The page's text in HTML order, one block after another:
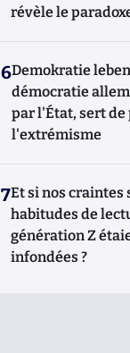
révèle le
6Demokratie
démocratie
par l'État, sert de
l'extrémisme
7Et si nos craintes
habitudes de
génération Z
infondées ?